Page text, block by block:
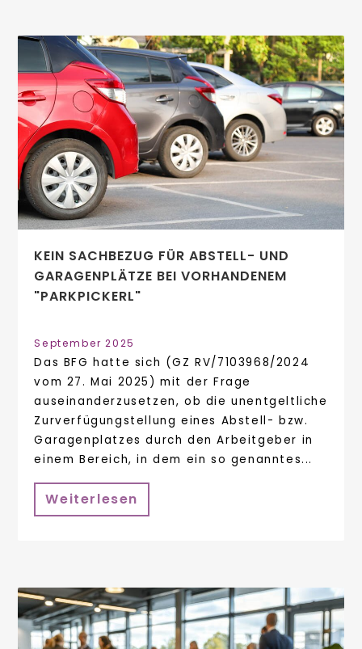
KEIN SACHBEZUG FÜR ABSTELL- UND
GARAGENPLÄTZE BEI VORHANDENEM
"PARKPICKERL"
September 2025
Das BFG hatte sich (GZ RV/7103968/2024
vom 27. Mai 2025) mit der Frage
auseinanderzusetzen, ob die unentgeltliche
Zurverfügungstellung eines Abstell- bzw.
Garagenplatzes durch den Arbeitgeber in
einem Bereich, in dem ein so genanntes...
Weiterlesen